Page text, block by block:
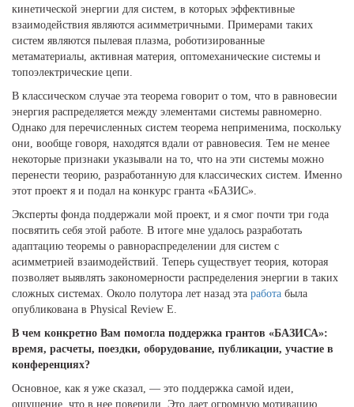
кинетической энергии для систем, в которых эффективные
взаимодействия являются асимметричными. Примерами таких
систем являются пылевая плазма, роботизированные
метаматериалы, активная материя, оптомеханические системы и
топоэлектрические цепи.
В классическом случае эта теорема говорит о том, что в равновесии
энергия распределяется между элементами системы равномерно.
Однако для перечисленных систем теорема неприменима, поскольку
они, вообще говоря, находятся вдали от равновесия. Тем не менее
некоторые признаки указывали на то, что на эти системы можно
перенести теорию, разработанную для классических систем. Именно
этот проект я и подал на конкурс гранта «БАЗИС».
Эксперты фонда поддержали мой проект, и я смог почти три года
посвятить себя этой работе. В итоге мне удалось разработать
адаптацию теоремы о равнораспределении для систем с
асимметрией взаимодействий. Теперь существует теория, которая
позволяет выявлять закономерности распределения энергии в таких
сложных системах. Около полутора лет назад эта работа была
опубликована в Physical Review E.
В чем конкретно Вам помогла поддержка грантов «БАЗИСА»:
время, расчеты, поездки, оборудование, публикации, участие в
конференциях?
Основное, как я уже сказал, — это поддержка самой идеи,
ощущение, что в нее поверили. Это дает огромную мотивацию